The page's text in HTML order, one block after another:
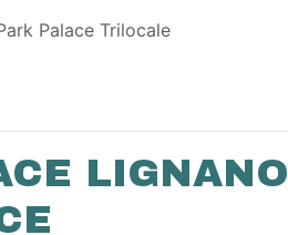
Palace Trilocale
LIGNANO